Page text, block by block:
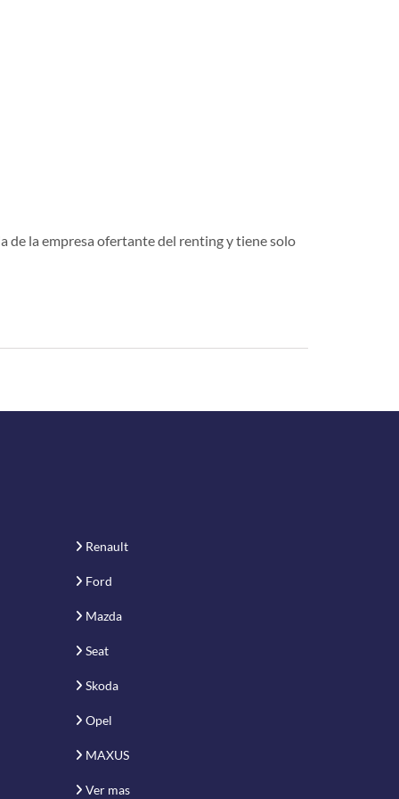
de la empresa ofertante del renting y tiene solo
Renault
Ford
Mazda
Seat
Skoda
Opel
MAXUS
Ver mas